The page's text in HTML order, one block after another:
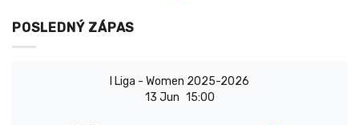
POSLEDNÝ ZÁPAS
I Liga - Women 2025-2026
13 Jun 15:00